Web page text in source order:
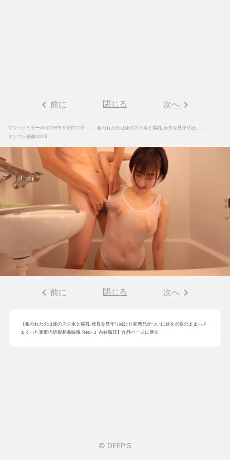
keyboard_arrow_left 前に 閉じる 次へ keyboard_arrow_right
マジックミラーAVのDEEP'S公式TOP
サンプル画像0005
keyboard_arrow_left 前に 閉じる 次へ keyboard_arrow_right
【狙われたのは妹のスク水と爆乳 発育を見守り続けた変態兄がついに妹を水着のままハメ
まくった家庭内近親相姦映像 Rec-３ 糸井瑠花】作品ページに戻る
© DEEP'S